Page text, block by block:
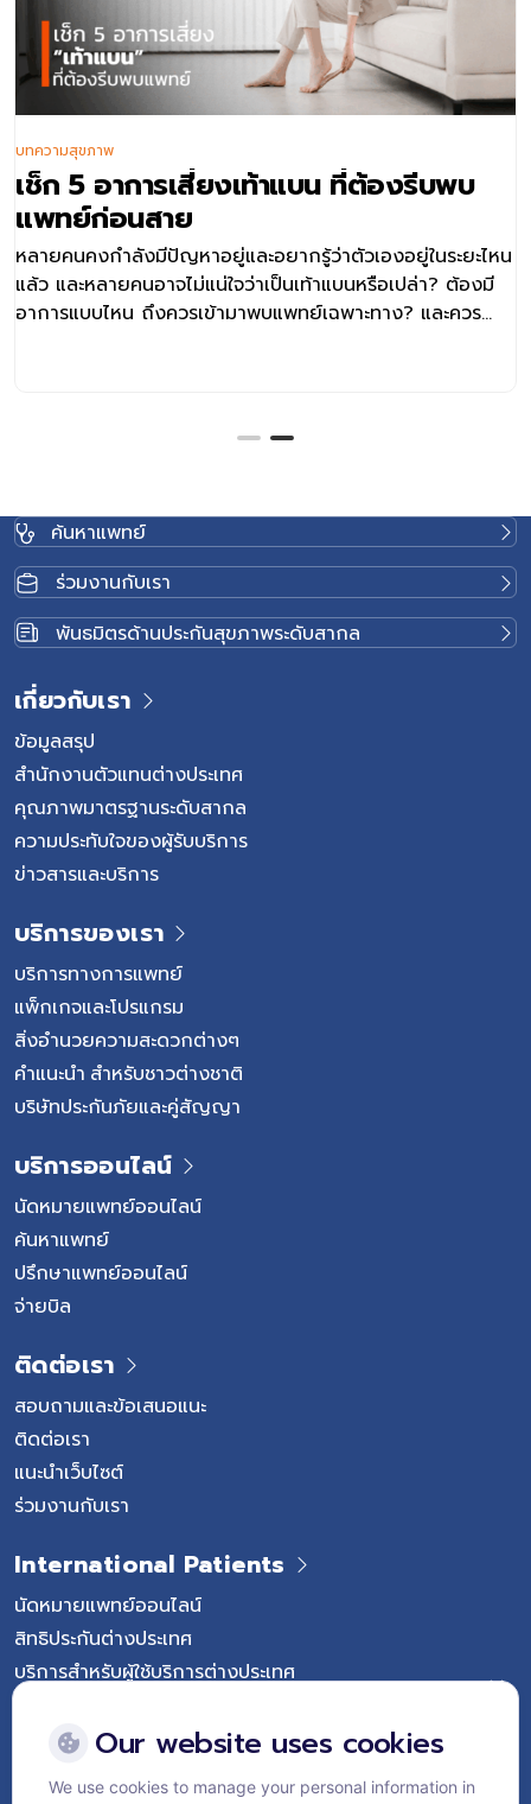
การเสี่ยงเท้าแบน ที่ต้องรีบพบ
สาย
ลังมีปัญหาอยู่และอยากรู้ว่าตัวเองอยู่ในระยะไหน
คนอาจไม่แน่ใจว่าเป็นเท้าแบนหรือเปล่า? ต้องมี
น ถึงควรเข้ามาพบแพทย์เฉพาะทาง? และควร
เจ็บส้นเ
รองช้ำ
ฝ่าเท้าที่เชื่อ
อาการปวดบ
เฉพาะหลังพั
เริ่มเดินก้า
อาการปวดจ
เท้าในแต่ละ
เป็นต่อเนื่อ
การใช้ชีวิตป
ค้นหาแพทย์
ร่วมงานกับเรา
พันธมิตรด้านประกันสุขภาพระดับสากล
เกี่ยวกับเรา
ข้อมูลสรุป
สำนักงานตัวแทนต่างประเทศ
คุณภาพมาตรฐานระดับสากล
ความประทับใจของผู้รับบริการ
ข่าวสารและบริการ
บริการของเรา
บริการทางการแพทย์
แพ็กเกจและโปรแกรม
สิ่งอำนวยความสะดวกต่างๆ
คำแนะนำ สำหรับชาวต่างชาติ
บริษัทประกันภัยและคู่สัญญา
บริการออนไลน์
นัดหมายแพทย์ออนไลน์
ค้นหาแพทย์
ปรึกษาแพทย์ออนไลน์
จ่ายบิล
ติดต่อเรา
สอบถามและข้อเสนอแนะ
ติดต่อเรา
แนะนำเว็บไซต์
ร่วมงานกับเรา
International Patients
นัดหมายแพทย์ออนไลน์
สิทธิประกันต่างประเทศ
บริการสำหรับผู้ใช้บริการต่างประเทศ
Follow Vejthani International Hospital
Our website uses cookies
We use cookies to manage your personal information in